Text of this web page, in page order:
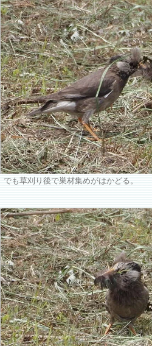
でも草刈り後で巣材集めがはかどる。